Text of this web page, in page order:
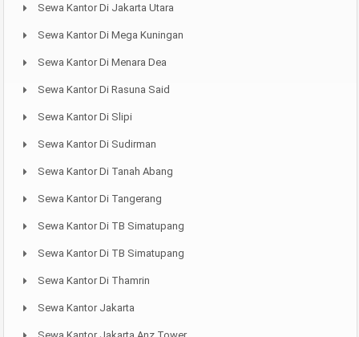
Sewa Kantor Di Jakarta Utara
Sewa Kantor Di Mega Kuningan
Sewa Kantor Di Menara Dea
Sewa Kantor Di Rasuna Said
Sewa Kantor Di Slipi
Sewa Kantor Di Sudirman
Sewa Kantor Di Tanah Abang
Sewa Kantor Di Tangerang
Sewa Kantor Di TB Simatupang
Sewa Kantor Di TB Simatupang
Sewa Kantor Di Thamrin
Sewa Kantor Jakarta